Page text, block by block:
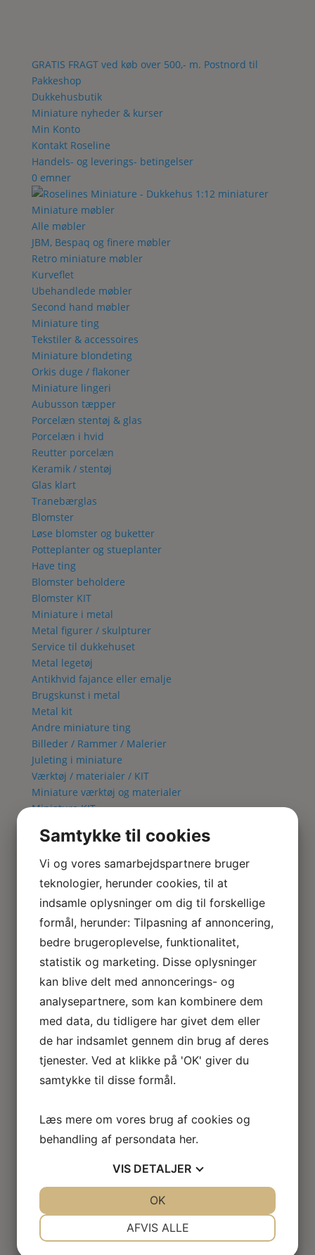
GRATIS FRAGT ved køb over 500,- m. Postnord til
Pakkeshop
Dukkehusbutik
Miniature nyheder & kurser
Min Konto
Kontakt Roseline
Handels- og leverings- betingelser
0 emner
Miniature møbler
Alle møbler
JBM, Bespaq og finere møbler
Retro miniature møbler
Kurveflet
Ubehandlede møbler
Second hand møbler
Miniature ting
Tekstiler & accessoires
Miniature blondeting
Orkis duge / flakoner
Miniature lingeri
Aubusson tæpper
Porcelæn stentøj & glas
Porcelæn i hvid
Reutter porcelæn
Keramik / stentøj
Glas klart
Tranebærglas
Blomster
Løse blomster og buketter
Potteplanter og stueplanter
Have ting
Blomster beholdere
Blomster KIT
Miniature i metal
Metal figurer / skulpturer
Service til dukkehuset
Metal legetøj
Antikhvid fajance eller emalje
Brugskunst i metal
Metal kit
Andre miniature ting
Billeder / Rammer / Malerier
Juleting i miniature
Værktøj / materialer / KIT
Miniature værktøj og materialer
Miniature KIT
Fuglebur KIT
Lampe KIT
Metal kit
Lamper & El
Alle Lamper
Bordlamper
Væglamper
Lysekroner
Gulvlamper
Udendørslamper
LED lamper
Roseline miniaturelamper
El tilbehør
Miniature rum
Badeværelse
Bibliotek / kontor / arbejdsværelse
Børneværelse
Soveværelse
Seng
Klædeskab
Samtykke til cookies
Vi og vores samarbejdspartnere bruger
teknologier, herunder cookies, til at
indsamle oplysninger om dig til forskellige
formål, herunder: Tilpasning af annoncering,
bedre brugeroplevelse, funktionalitet,
statistik og marketing. Disse oplysninger
kan blive delt med annoncerings- og
analysepartnere, som kan kombinere dem
med data, du tidligere har givet dem eller
de har indsamlet gennem din brug af deres
tjenester. Ved at klikke på 'OK' giver du
samtykke til disse formål.
Læs mere om vores brug af cookies og
behandling af persondata her.
VIS DETALJER
AFVIS ALLE
OK